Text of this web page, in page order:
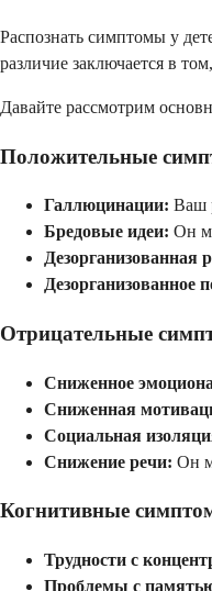
Распознать симптомы у
различие заключается в
Давайте рассмотрим
Положительные
Галлюцинации: Ваш
Бредовые идеи: Он
Дезорганизованная
Дезорганизованное
Отрицательные
Сниженное
Сниженная
Социальная
Снижение речи: Он
Когнитивные
Трудности с
Проблемы с